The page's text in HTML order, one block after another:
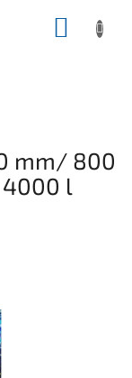
mm/ 800
4000 l